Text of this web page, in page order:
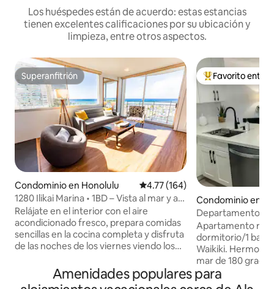
Los huéspedes están de acuerdo: estas estancias
tienen excelentes calificaciones por su ubicación y
limpieza, entre otros aspectos.
Superanfitrión
Superanfitrión
Condominio en Honolulu Calificación promedio: 4.77 de
4.77 (164)
1280 Ilikai Marina • 1BD – Vista al mar y a
los fuegos artificiales
Relájate en el interior con el aire
acondicionado fresco, prepara comidas
sencillas en la cocina completa y disfruta
de las noches de los viernes viendo los
directamente desde el alojamiento, un
extra especial para tu escapada a la isla.
De los mejores
Favorito entre
Condominio en
Departamento de
último piso de
mar/fuegos
Apartamento
dormitorio/1 baño
Waikiki.
mar de 180
el balcón de
artificiales del
Amenidades populares para